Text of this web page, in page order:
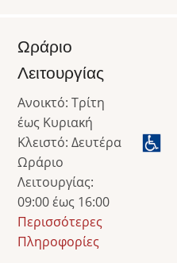
Ωράριο
Λειτουργίας
Ανοικτό: Τρίτη
έως Κυριακή
Κλειστό: Δευτέρα
Ωράριο
Λειτουργίας:
09:00 έως 16:00
Περισσότερες
Πληροφορίες